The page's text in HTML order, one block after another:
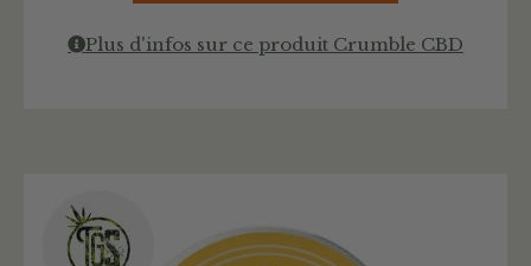
Plus d'infos sur ce produit Crumble CBD